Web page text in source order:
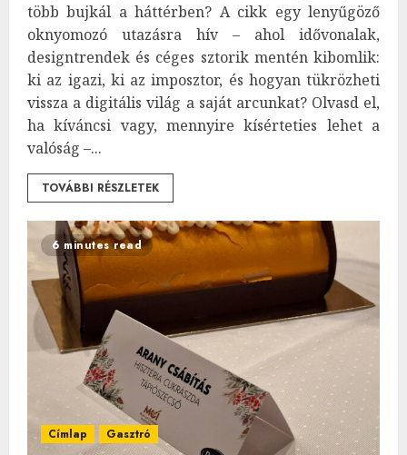
több bujkál a háttérben? A cikk egy lenyűgöző
oknyomozó utazásra hív – ahol idővonalak,
designtrendek és céges sztorik mentén kibomlik:
ki az igazi, ki az imposztor, és hogyan tükrözheti
vissza a digitális világ a saját arcunkat? Olvasd el,
ha kíváncsi vagy, mennyire kísérteties lehet a
valóság –...
TOVÁBBI RÉSZLETEK
6 minutes read
Címlap Gasztró